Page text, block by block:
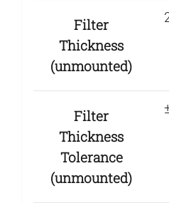
Filter
Thickness
(unmounted)
Filter
Thickness
Tolerance
(unmounted)